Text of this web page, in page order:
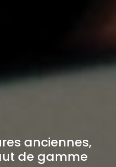
anciennes,
de gamme